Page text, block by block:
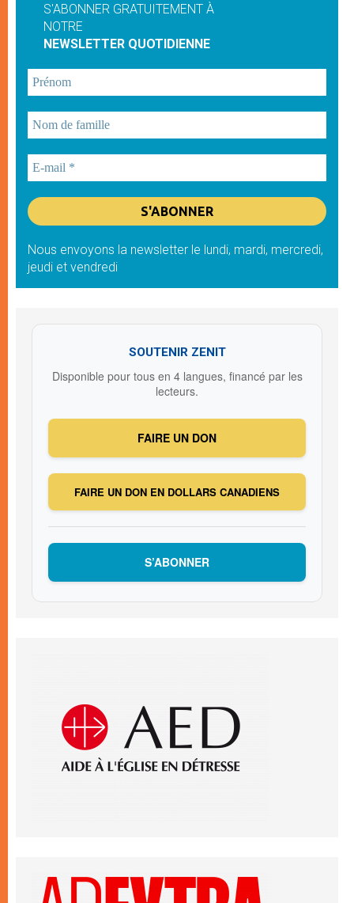
S'ABONNER GRATUITEMENT À
NOTRE
NEWSLETTER QUOTIDIENNE
Nous envoyons la newsletter le lundi, mardi, mercredi,
jeudi et vendredi
SOUTENIR ZENIT
Disponible pour tous en 4 langues, financé par les
lecteurs.
FAIRE UN DON
FAIRE UN DON EN DOLLARS CANADIENS
S’ABONNER